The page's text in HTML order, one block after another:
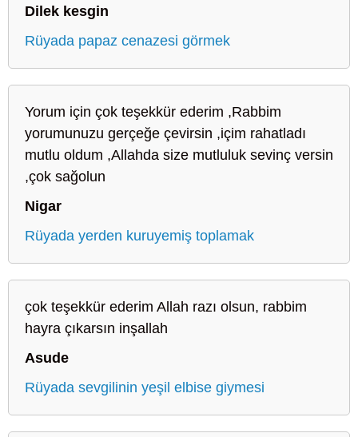
Dilek kesgin
Rüyada papaz cenazesi görmek
Yorum için çok teşekkür ederim ,Rabbim
yorumunuzu gerçeğe çevirsin ,içim rahatladı
mutlu oldum ,Allahda size mutluluk sevinç versin
,çok sağolun
Nigar
Rüyada yerden kuruyemiş toplamak
çok teşekkür ederim Allah razı olsun, rabbim
hayra çıkarsın inşallah
Asude
Rüyada sevgilinin yeşil elbise giymesi